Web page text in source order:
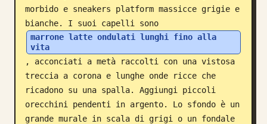
morbido e sneakers platform massicce grigie e
bianche. I suoi capelli sono
marrone latte ondulati lunghi fino alla
vita
, acconciati a metà raccolti con una vistosa
treccia a corona e lunghe onde ricce che
ricadono su una spalla. Aggiungi piccoli
orecchini pendenti in argento. Lo sfondo è un
grande murale in scala di grigi o un fondale